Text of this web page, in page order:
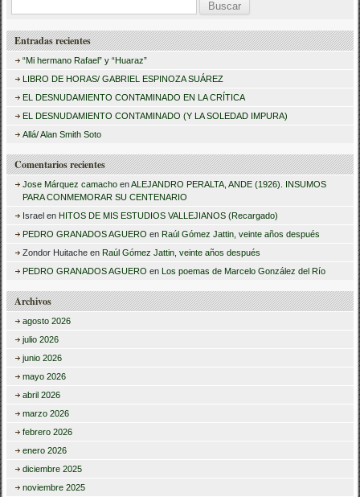
s
r
Entradas recientes
“Mi hermano Rafael” y “Huaraz”
LIBRO DE HORAS/ GABRIEL ESPINOZA SUÁREZ
EL DESNUDAMIENTO CONTAMINADO EN LA CRÍTICA
EL DESNUDAMIENTO CONTAMINADO (Y LA SOLEDAD IMPURA)
Allá/ Alan Smith Soto
Comentarios recientes
Jose Márquez camacho enALEJANDRO PERALTA, ANDE (1926). INSUMOS
PARA CONMEMORAR SU CENTENARIO
Israel en HITOS DE MIS ESTUDIOS VALLEJIANOS (Recargado)
PEDRO GRANADOS AGUERO en Raúl Gómez Jattin, veinte años después
Zondor Huitache en Raúl Gómez Jattin, veinte años después
PEDRO GRANADOS AGUERO en Los poemas de Marcelo González del Río
Archivos
agosto 2026
julio 2026
junio 2026
mayo 2026
abril 2026
marzo 2026
febrero 2026
enero 2026
diciembre 2025
noviembre 2025